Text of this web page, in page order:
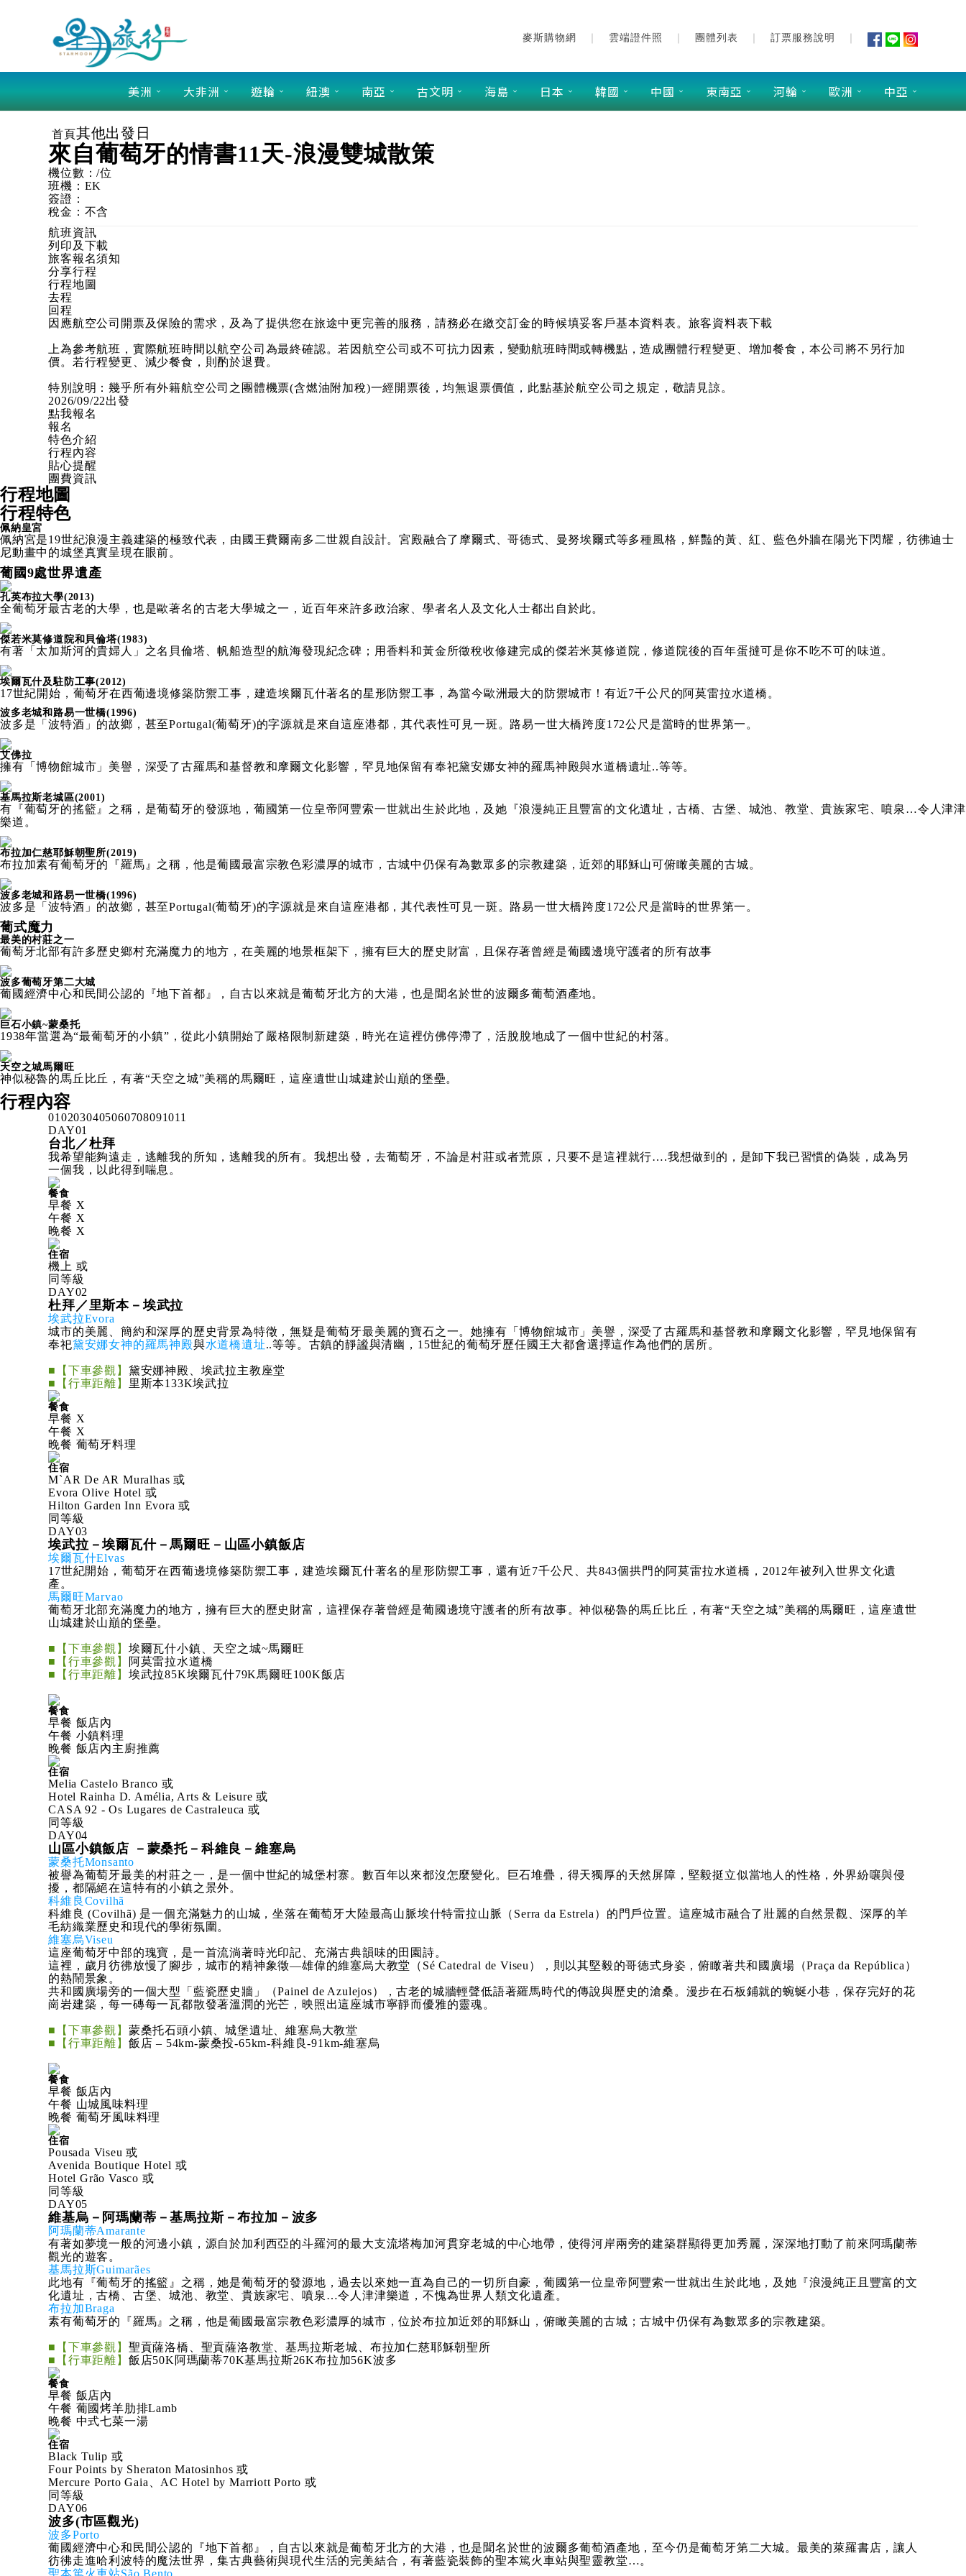
麥斯購物網 雲端證件照 團體列表 訂票服務說明
美洲 大非洲 遊輪 紐澳 南亞 古文明 海島 日本 韓國 中國 東南亞 河輪 歐洲 中亞
首頁其他出發日
來自葡萄牙的情書11天-浪漫雙城散策
機位數：/位
班機： EK
簽證：
稅金： 不含
航班資訊
列印及下載
旅客報名須知
分享行程
行程地圖
去程
回程
因應航空公司開票及保險的需求，及為了提供您在旅途中更完善的服務，請務必在繳交訂金的時候填妥客戶基本資料表。 旅客資料表下載
上為參考航班，實際航班時間以航空公司為最終確認。若因航空公司或不可抗力因素，變動航班時間或轉機點，造成團體行程變更、增加餐食，本公司將不另行加
價。若行程變更、減少餐食，則酌於退費。
特別說明：幾乎所有外籍航空公司之團體機票(含燃油附加稅)一經開票後，均無退票價值，此點基於航空公司之規定，敬請見諒。
2026/09/22出發
點我報名
報名
特色介紹
行程內容
貼心提醒
團費資訊
行程地圖
行程特色
佩納皇宮
佩納宮是19世紀浪漫主義建築的極致代表，由國王費爾南多二世親自設計。宮殿融合了摩爾式、哥德式、曼努埃爾式等多種風格，鮮豔的黃、紅、藍色外牆在陽光下閃耀，彷彿迪士
尼動畫中的城堡真實呈現在眼前。
葡國9處世界遺產
孔英布拉大學(2013)
全葡萄牙最古老的大學，也是歐著名的古老大學城之一，近百年來許多政治家、學者名人及文化人士都出自於此。
傑若米莫修道院和貝倫塔(1983)
有著「太加斯河的貴婦人」之名貝倫塔、帆船造型的航海發現紀念碑；用香料和黃金所徵稅收修建完成的傑若米莫修道院，修道院後的百年蛋撻可是你不吃不可的味道。
埃爾瓦什及駐防工事(2012)
17世紀開始，葡萄牙在西葡邊境修築防禦工事，建造埃爾瓦什著名的星形防禦工事，為當今歐洲最大的防禦城市！有近7千公尺的阿莫雷拉水道橋。
波多老城和路易一世橋(1996)
波多是「波特酒」的故鄉，甚至Portugal(葡萄牙)的字源就是來自這座港都，其代表性可見一斑。路易一世大橋跨度172公尺是當時的世界第一。
艾佛拉
擁有「博物館城市」美譽，深受了古羅馬和基督教和摩爾文化影響，罕見地保留有奉祀黛安娜女神的羅馬神殿與水道橋遺址..等等。
基馬拉斯老城區(2001)
有『葡萄牙的搖籃』之稱，是葡萄牙的發源地，葡國第一位皇帝阿豐索一世就出生於此地，及她『浪漫純正且豐富的文化遺址，古橋、古堡、城池、教堂、貴族家宅、噴泉…令人津津
樂道。
布拉加仁慈耶穌朝聖所(2019)
布拉加素有葡萄牙的『羅馬』之稱，他是葡國最富宗教色彩濃厚的城市，古城中仍保有為數眾多的宗教建築，近郊的耶穌山可俯瞰美麗的古城。
波多老城和路易一世橋(1996)
波多是「波特酒」的故鄉，甚至Portugal(葡萄牙)的字源就是來自這座港都，其代表性可見一斑。路易一世大橋跨度172公尺是當時的世界第一。
葡式魔力
最美的村莊之一
葡萄牙北部有許多歷史鄉村充滿魔力的地方，在美麗的地景框架下，擁有巨大的歷史財富，且保存著曾經是葡國邊境守護者的所有故事
波多葡萄牙第二大城
葡國經濟中心和民間公認的『地下首都』，自古以來就是葡萄牙北方的大港，也是聞名於世的波爾多葡萄酒產地。
巨石小鎮~蒙桑托
1938年當選為“最葡萄牙的小鎮”，從此小鎮開始了嚴格限制新建築，時光在這裡仿佛停滯了，活脫脫地成了一個中世紀的村落。
天空之城馬爾旺
神似秘魯的馬丘比丘，有著“天空之城”美稱的馬爾旺，這座遺世山城建於山巔的堡壘。
行程內容
01 02030405060708091011
DAY01
台北／杜拜
我希望能夠遠走，逃離我的所知，逃離我的所有。我想出發，去葡萄牙，不論是村莊或者荒原，只要不是這裡就行….我想做到的，是卸下我已習慣的偽裝，成為另
一個我，以此得到喘息。
餐食
早餐 X
午餐 X
晚餐 X
住宿
機上 或
同等級
DAY02
杜拜／里斯本－埃武拉
埃武拉Evora
城市的美麗、簡約和深厚的歷史背景為特徵，無疑是葡萄牙最美麗的寶石之一。她擁有「博物館城市」美譽，深受了古羅馬和基督教和摩爾文化影響，罕見地保留有
奉祀黛安娜女神的羅馬神殿與水道橋遺址..等等。古鎮的靜謐與清幽，15世紀的葡萄牙歷任國王大都會選擇這作為他們的居所。
■【下車參觀】 黛安娜神殿、埃武拉主教座堂
■【行車距離】 里斯本133K埃武拉
餐食
早餐 X
午餐 X
晚餐 葡萄牙料理
住宿
M`AR De AR Muralhas 或
Evora Olive Hotel 或
Hilton Garden Inn Evora 或
同等級
DAY03
埃武拉－埃爾瓦什－馬爾旺－山區小鎮飯店
埃爾瓦什Elvas
17世紀開始，葡萄牙在西葡邊境修築防禦工事，建造埃爾瓦什著名的星形防禦工事，還有近7千公尺、共843個拱門的阿莫雷拉水道橋，2012年被列入世界文化遺
產。
馬爾旺Marvao
葡萄牙北部充滿魔力的地方，擁有巨大的歷史財富，這裡保存著曾經是葡國邊境守護者的所有故事。神似秘魯的馬丘比丘，有著“天空之城”美稱的馬爾旺，這座遺世
山城建於山巔的堡壘。
■【下車參觀】 埃爾瓦什小鎮、天空之城~馬爾旺
■【行車參觀】
阿莫雷拉水道橋
■【行車距離】 埃武拉85K埃爾瓦什79K馬爾旺100K飯店
餐食
早餐 飯店內
午餐 小鎮料理
晚餐 飯店內主廚推薦
住宿
Melia Castelo Branco 或
Hotel Rainha D. Amélia, Arts & Leisure 或
CASA 92 - Os Lugares de Castraleuca 或
同等級
DAY04
山區小鎮飯店 －蒙桑托－科維良－維塞烏
蒙桑托Monsanto
被譽為葡萄牙最美的村莊之一，是一個中世紀的城堡村寨。數百年以來都沒怎麼變化。巨石堆疊，得天獨厚的天然屏障，堅毅挺立似當地人的性格，外界紛嚷與侵
擾，都隔絕在這特有的小鎮之景外。
科維良Covilhã
科維良 (Covilhã) 是一個充滿魅力的山城，坐落在葡萄牙大陸最高山脈埃什特雷拉山脈（Serra da Estrela）的門戶位置。這座城市融合了壯麗的自然景觀、深厚的羊
毛紡織業歷史和現代的學術氛圍。
維塞烏Viseu
這座葡萄牙中部的瑰寶，是一首流淌著時光印記、充滿古典韻味的田園詩。
這裡，歲月彷彿放慢了腳步，城市的精神象徵—雄偉的維塞烏大教堂（Sé Catedral de Viseu），則以其堅毅的哥德式身姿，俯瞰著共和國廣場（Praça da República）
的熱鬧景象。
共和國廣場旁的一個大型「藍瓷歷史牆」（Painel de Azulejos），古老的城牆輕聲低語著羅馬時代的傳說與歷史的滄桑。漫步在石板鋪就的蜿蜒小巷，保存完好的花
崗岩建築，每一磚每一瓦都散發著溫潤的光芒，映照出這座城市寧靜而優雅的靈魂。
■【下車參觀】 蒙桑托石頭小鎮、城堡遺址、維塞烏大教堂
■【行車距離】 飯店 – 54km-蒙桑投-65km-科維良-91km-維塞烏
餐食
早餐 飯店內
午餐 山城風味料理
晚餐 葡萄牙風味料理
住宿
Pousada Viseu 或
Avenida Boutique Hotel 或
Hotel Grão Vasco 或
同等級
DAY05
維基烏－阿瑪蘭蒂－基馬拉斯－布拉加－波多
阿瑪蘭蒂Amarante
有著如夢境一般的河邊小鎮，源自於加利西亞的斗羅河的最大支流塔梅加河貫穿老城的中心地帶，使得河岸兩旁的建築群顯得更加秀麗，深深地打動了前來阿瑪蘭蒂
觀光的遊客。
基馬拉斯Guimarães
此地有『葡萄牙的搖籃』之稱，她是葡萄牙的發源地，過去以來她一直為自己的一切所自豪，葡國第一位皇帝阿豐索一世就出生於此地，及她『浪漫純正且豐富的文
化遺址，古橋、古堡、城池、教堂、貴族家宅、噴泉…令人津津樂道，不愧為世界人類文化遺產。
布拉加Braga
素有葡萄牙的『羅馬』之稱，他是葡國最富宗教色彩濃厚的城市，位於布拉加近郊的耶穌山，俯瞰美麗的古城；古城中仍保有為數眾多的宗教建築。
■【下車參觀】 聖貢薩洛橋、聖貢薩洛教堂、基馬拉斯老城、布拉加仁慈耶穌朝聖所
■【行車距離】 飯店50K阿瑪蘭蒂70K基馬拉斯26K布拉加56K波多
餐食
早餐 飯店內
午餐 葡國烤羊肋排Lamb
晚餐 中式七菜一湯
住宿
Black Tulip 或
Four Points by Sheraton Matosinhos 或
Mercure Porto Gaia、AC Hotel by Marriott Porto 或
同等級
DAY06
波多(市區觀光)
波多Porto
葡國經濟中心和民間公認的『地下首都』，自古以來就是葡萄牙北方的大港，也是聞名於世的波爾多葡萄酒產地，至今仍是葡萄牙第二大城。最美的萊羅書店，讓人
彷彿走進哈利波特的魔法世界，集古典藝術與現代生活的完美結合，有著藍瓷裝飾的聖本篤火車站與聖靈教堂…。
聖本篤火車站São Bento